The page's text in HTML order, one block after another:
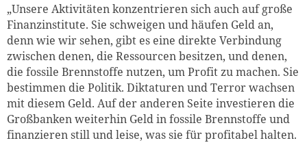
„Unsere Aktivitäten konzentrieren sich auch auf große
Finanzinstitute. Sie schweigen und häufen Geld an,
denn wie wir sehen, gibt es eine direkte Verbindung
zwischen denen, die Ressourcen besitzen, und denen,
die fossile Brennstoffe nutzen, um Profit zu machen. Sie
bestimmen die Politik. Diktaturen und Terror wachsen
mit diesem Geld. Auf der anderen Seite investieren die
Großbanken weiterhin Geld in fossile Brennstoffe und
finanzieren still und leise, was sie für profitabel halten.